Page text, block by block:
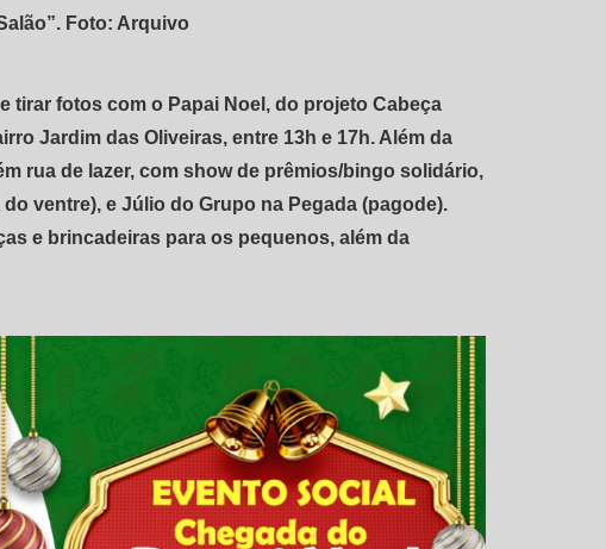
Foto: Arquivo
tirar fotos com o Papai Noel, do projeto Cabeça
Jardim das Oliveiras, entre 13h e 17h. Além da
rua de lazer, com show de prêmios/bingo solidário,
ventre), e Júlio do Grupo na Pegada (pagode).
e brincadeiras para os pequenos, além da